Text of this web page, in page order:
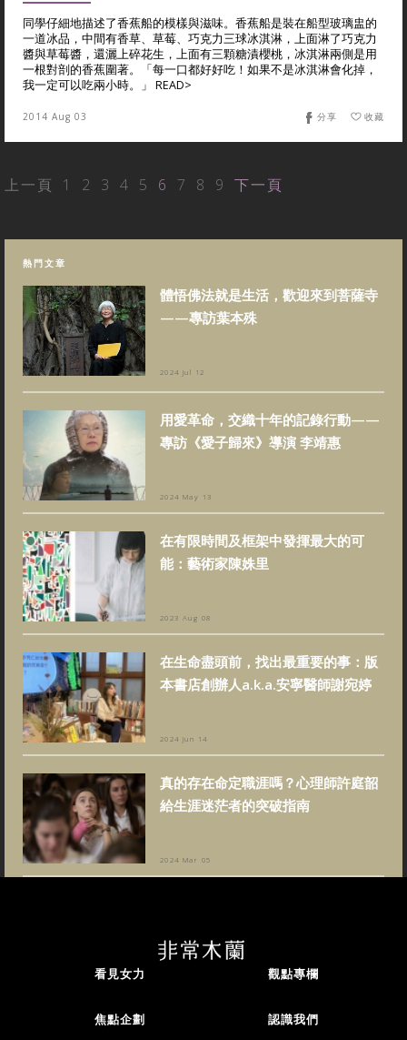
同學仔細地描述了香蕉船的模樣與滋味。香蕉船是裝在船型玻璃盅的
一道冰品，中間有香草、草莓、巧克力三球冰淇淋，上面淋了巧克力
醬與草莓醬，還灑上碎花生，上面有三顆糖漬櫻桃，冰淇淋兩側是用
一根對剖的香蕉圍著。「每一口都好好吃！如果不是冰淇淋會化掉，
我一定可以吃兩小時。」 READ>
2014 Aug 03 收藏
分享
上一頁 1 2 3 4 5 6 7 8 9 下一頁
熱門文章
體悟佛法就是生活，歡迎來到菩薩寺
——專訪葉本殊
2024 Jul 12
用愛革命，交織十年的記錄行動——
專訪《愛子歸來》導演 李靖惠
2024 May 13
在有限時間及框架中發揮最大的可
能：藝術家陳姝里
2023 Aug 08
在生命盡頭前，找出最重要的事：版
本書店創辦人a.k.a.安寧醫師謝宛婷
2024 Jun 14
真的存在命定職涯嗎？心理師許庭韶
給生涯迷茫者的突破指南
2024 Mar 05
看見女力 觀點專欄
焦點企劃 認識我們